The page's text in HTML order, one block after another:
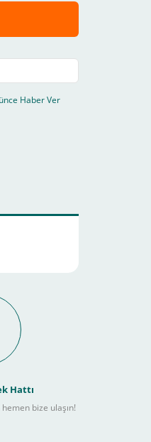
Haber Ver
Hattı
bize ulaşın!